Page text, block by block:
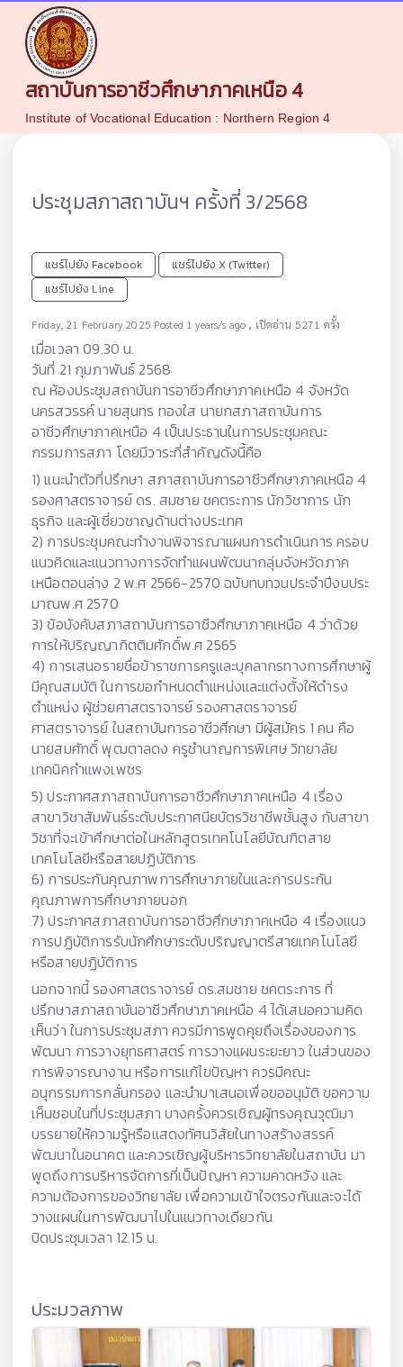
สถาบันการอาชีวศึกษาภาคเหนือ 4
Institute of Vocational Education : Northern Region 4
ประชุมสภาสถาบันฯ ครั้งที่ 3/2568
แชร์ไปยัง Facebook
แชร์ไปยัง X (Twitter)
แชร์ไปยัง Line
Friday, 21 February 2025 Posted 1 years/s ago , เปิดอ่าน 5271 ครั้ง
เมื่อเวลา 09.30 น.
วันที่ 21 กุมภาพันธ์ 2568
ณ ห้องประชุมสถาบันการอาชีวศึกษาภาคเหนือ 4 จังหวัด
นครสวรรค์ นายสุนทร ทองใส นายกสภาสถาบันการ
อาชีวศึกษาภาคเหนือ 4 เป็นประธานในการประชุมคณะ
กรรมการสภา โดยมีวาระที่สำคัญดังนี้คือ
1) แนะนำตัวที่ปรึกษา สภาสถาบันการอาชีวศึกษาภาคเหนือ 4
รองศาสตราจารย์ ดร. สมชาย ชคตระการ นักวิชาการ นัก
ธุรกิจ และผู้เชี่ยวชาญด้านต่างประเทศ
2) การประชุมคณะทำงานพิจารณาแผนการดำเนินการ ครอบ
แนวคิดและแนวทางการจัดทำแผนพัฒนากลุ่มจังหวัดภาค
เหนือตอนล่าง 2 พ.ศ 2566-2570 ฉบับทบทวนประจำปีงบประ
มาณพ.ศ 2570
3) ข้อบังคับสภาสถาบันการอาชีวศึกษาภาคเหนือ 4 ว่าด้วย
การให้ปริญญากิตติมศักดิ์พ.ศ 2565
4) การเสนอรายชื่อข้าราชการครูและบุคลากรทางการศึกษาผู้
มีคุณสมบัติ ในการขอกำหนดตำแหน่งและแต่งตั้งให้ดำรง
ตำแหน่ง ผู้ช่วยศาสตราจารย์ รองศาสตราจารย์
ศาสตราจารย์ ในสถาบันการอาชีวศึกษา มีผู้สมัคร 1 คน คือ
นายสมศักดิ์ พุฒตาลดง ครูชำนาญการพิเศษ วิทยาลัย
เทคนิคกำแพงเพชร
5) ประกาศสภาสถาบันการอาชีวศึกษาภาคเหนือ 4 เรื่อง
สาขาวิชาสัมพันธ์ระดับประกาศนียบัตรวิชาชีพชั้นสูง กับสาขา
วิชาที่จะเข้าศึกษาต่อในหลักสูตรเทคโนโลยีบัณฑิตสาย
เทคโนโลยีหรือสายปฏิบัติการ
6) การประกันคุณภาพการศึกษาภายในและการประกัน
คุณภาพการศึกษาภายนอก
7) ประกาศสภาสถาบันการอาชีวศึกษาภาคเหนือ 4 เรื่องแนว
การปฏิบัติการรับนักศึกษาระดับปริญญาตรีสายเทคโนโลยี
หรือสายปฏิบัติการ
นอกจากนี้ รองศาสตราจารย์ ดร.สมชาย ชคตระการ ที่
ปรึกษาสภาสถาบันอาชีวศึกษาภาคเหนือ 4 ได้เสนอความคิด
เห็นว่า ในการประชุมสภา ควรมีการพูดคุยถึงเรื่องของการ
พัฒนา การวางยุทธศาสตร์ การวางแผนระยะยาว ในส่วนของ
การพิจารณางาน หรือการแก้ไขปัญหา ควรมีคณะ
อนุกรรมการกลั่นกรอง และนำมาเสนอเพื่อขออนุมัติ ขอความ
เห็นชอบในที่ประชุมสภา บางครั้งควรเชิญผู้ทรงคุณวุฒิมา
บรรยายให้ความรู้หรือแสดงทัศนวิสัยในทางสร้างสรรค์
พัฒนาในอนาคต และควรเชิญผู้บริหารวิทยาลัยในสถาบัน มา
พูดถึงการบริหารจัดการที่เป็นปัญหา ความคาดหวัง และ
ความต้องการของวิทยาลัย เพื่อความเข้าใจตรงกันและจะได้
วางแผนในการพัฒนาไปในแนวทางเดียวกัน
ปิดประชุมเวลา 12.15 น.
ประมวลภาพ